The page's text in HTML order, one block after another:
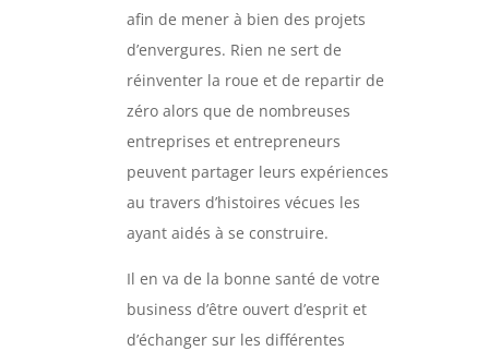
afin de mener à bien des projets
d’envergures. Rien ne sert de
réinventer la roue et de repartir de
zéro alors que de nombreuses
entreprises et entrepreneurs
peuvent partager leurs expériences
au travers d’histoires vécues les
ayant aidés à se construire.
Il en va de la bonne santé de votre
business d’être ouvert d’esprit et
d’échanger sur les différentes